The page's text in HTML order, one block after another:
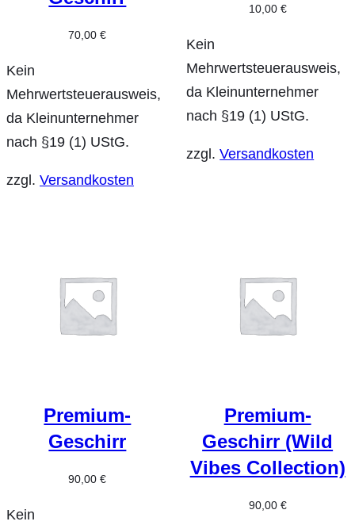
70,00€
Kein
Mehrwertsteuerausweis,
da Kleinunternehmer
nach §19 (1) UStG.
zzgl. Versandkosten
10,00 €
Kein
Mehrwertsteuerausweis,
da Kleinunternehmer
nach §19 (1) UStG.
zzgl.Versandkosten
Premium-
Geschirr
90,00€
Kein
Premium-
Geschirr (Wild
Vibes Collection)
90,00 €